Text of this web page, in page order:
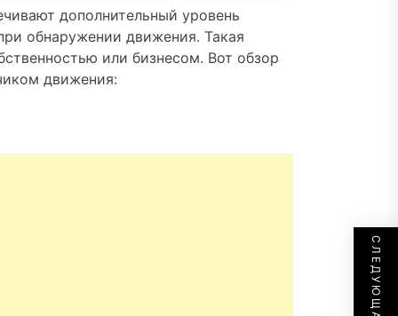
дополнительный уровень
обнаружении движения. Такая
или бизнесом. Вот обзор
движения: